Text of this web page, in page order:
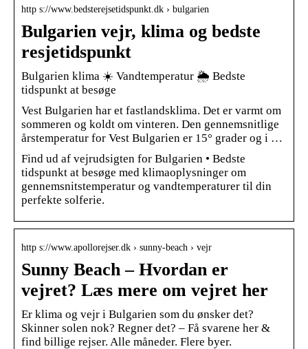
http s://www.bedsterejsetidspunkt.dk › bulgarien
Bulgarien vejr, klima og bedste
resjetidspunkt
Bulgarien klima ☀️ Vandtemperatur 🌦️ Bedste
tidspunkt at besøge
Vest Bulgarien har et fastlandsklima. Det er varmt om
sommeren og koldt om vinteren. Den gennemsnitlige
årstemperatur for Vest Bulgarien er 15° grader og i …
Find ud af vejrudsigten for Bulgarien • Bedste
tidspunkt at besøge med klimaoplysninger om
gennemsnitstemperatur og vandtemperaturer til din
perfekte solferie.
http s://www.apollorejser.dk › sunny-beach › vejr
Sunny Beach – Hvordan er
vejret? Læs mere om vejret her
Er klima og vejr i Bulgarien som du ønsker det?
Skinner solen nok? Regner det? – Få svarene her &
find billige rejser. Alle måneder. Flere byer.